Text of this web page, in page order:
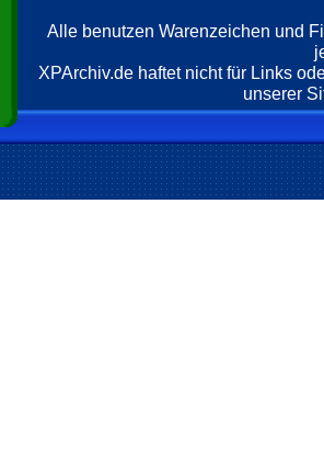
Alle benutzen Warenzeichen und
XPArchiv.de haftet nicht für Links
unserer